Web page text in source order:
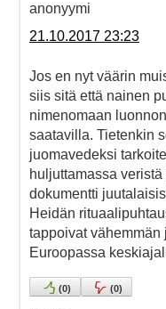
anonyymi
21.10.2017 23:23
Jos en nyt väärin
siis sitä että nainen
nimenomaan
saatavilla. Tietenkin
juomavedeksi
huljuttamassa
dokumentti
Heidän
tappoivat
Euroopassa
(0) (0)